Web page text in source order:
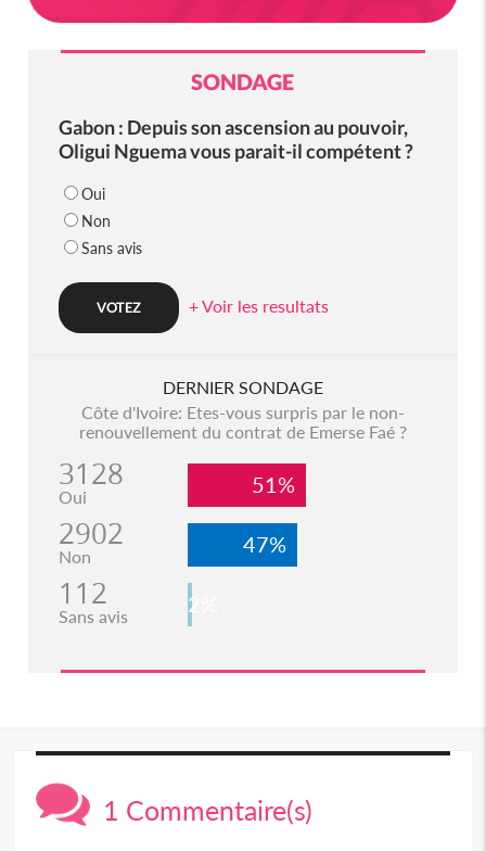
SONDAGE
Gabon : Depuis son ascension au pouvoir,
Oligui Nguema vous parait-il compétent ?
Oui
Non
Sans avis
+ Voir les resultats
DERNIER SONDAGE
Côte d'Ivoire: Etes-vous surpris par le non-
renouvellement du contrat de Emerse Faé ?
3128
Oui 51%
2902
Non 47%
112
Sans avis 2%
1 Commentaire(s)